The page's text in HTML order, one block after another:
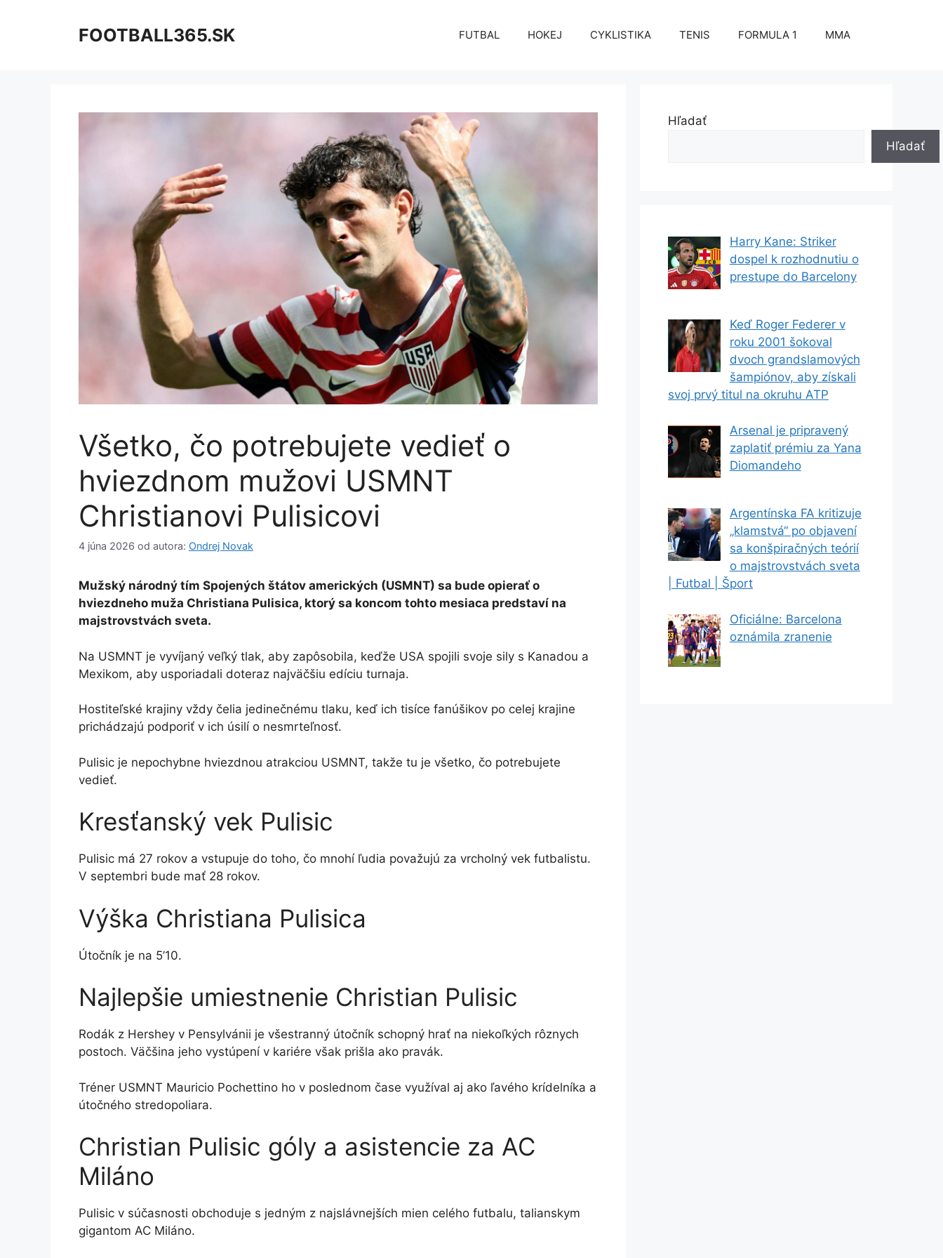
FOOTBALL365.SK FUTBAL HOKEJ CYKLISTIKA TENIS FORMULA 1 MMA
Všetko, čo potrebujete vedieť o
hviezdnom mužovi USMNT
Christianovi Pulisicovi
4 júna 2026 od autora: Ondrej Novak
Mužský národný tím Spojených štátov amerických (USMNT) sa bude opierať o
hviezdneho muža Christiana Pulisica, ktorý sa koncom tohto mesiaca predstaví na
majstrovstvách sveta.
Na USMNT je vyvíjaný veľký tlak, aby zapôsobila, keďže USA spojili svoje sily s Kanadou a
Mexikom, aby usporiadali doteraz najväčšiu edíciu turnaja.
Hostiteľské krajiny vždy čelia jedinečnému tlaku, keď ich tisíce fanúšikov po celej krajine
prichádzajú podporiť v ich úsilí o nesmrteľnosť.
Pulisic je nepochybne hviezdnou atrakciou USMNT, takže tu je všetko, čo potrebujete
vedieť.
Kresťanský vek Pulisic
Pulisic má 27 rokov a vstupuje do toho, čo mnohí ľudia považujú za vrcholný vek futbalistu.
V septembri bude mať 28 rokov.
Výška Christiana Pulisica
Útočník je na 5’10.
Najlepšie umiestnenie Christian Pulisic
Rodák z Hershey v Pensylvánii je všestranný útočník schopný hrať na niekoľkých rôznych
postoch. Väčšina jeho vystúpení v kariére však prišla ako pravák.
Tréner USMNT Mauricio Pochettino ho v poslednom čase využíval aj ako ľavého krídelníka a
útočného stredopoliara.
Christian Pulisic góly a asistencie za AC
Miláno
Pulisic v súčasnosti obchoduje s jedným z najslávnejších mien celého futbalu, talianskym
gigantom AC Miláno.
Hľadať
Hľadať
Harry Kane: Striker
dospel k rozhodnutiu o
prestupe do Barcelony
Keď Roger Federer v
roku 2001 šokoval
dvoch grandslamových
šampiónov, aby získali
svoj prvý titul na okruhu ATP
Arsenal je pripravený
zaplatiť prémiu za Yana
Diomandeho
Argentínska FA kritizuje
„klamstvá“ po objavení
sa konšpiračných teórií
o majstrovstvách sveta
| Futbal | Šport
Oficiálne: Barcelona
oznámila zranenie